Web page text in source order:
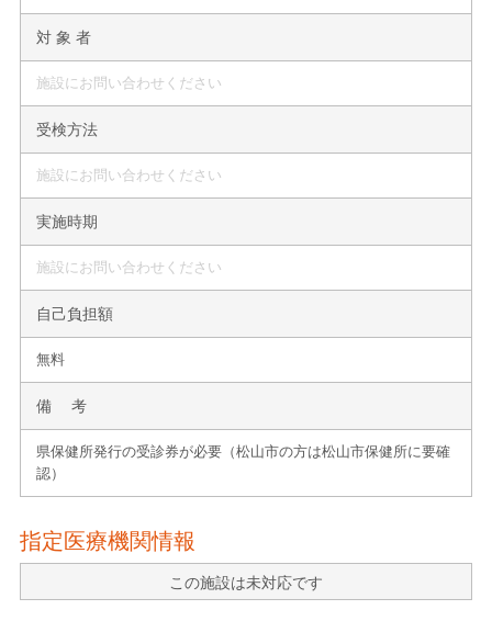
対 象 者
施設にお問い合わせください
受検方法
施設にお問い合わせください
実施時期
施設にお問い合わせください
自己負担額
無料
備 考
県保健所発行の受診券が必要（松山市の方は松山市保健所に要確
認）
指定医療機関情報
この施設は未対応です